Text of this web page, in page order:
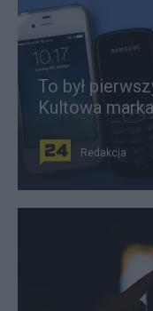
To był
Kultowa
Redakcja